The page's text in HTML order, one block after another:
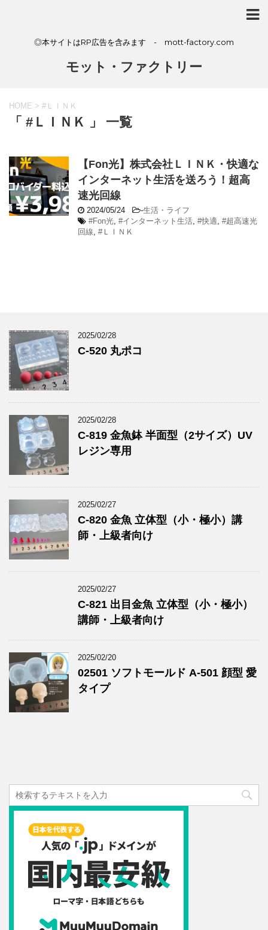
◎本サイトはRP広告を含みます - mott-factory.com
モット・ファクトリー
HOME > #ＬＩＮＫ
「 #ＬＩＮＫ 」 一覧
【Fon光】株式会社ＬＩＮＫ・快適な
インターネット生活を送ろう！超高
速光回線
2024/05/24 -生活・ライフ
#Fon光, #インターネット生活, #快適, #超高速光
回線, #ＬＩＮＫ
2025/02/28
C-520 丸ポコ
2025/02/28
C-819 金魚鉢 半面型（2サイズ）UV
レジン専用
2025/02/27
C-820 金魚 立体型（小・極小）講
師・上級者向け
2025/02/27
C-821 出目金魚 立体型（小・極小）
講師・上級者向け
2025/02/20
02501 ソフトモールド A-501 顔型 愛
タイプ